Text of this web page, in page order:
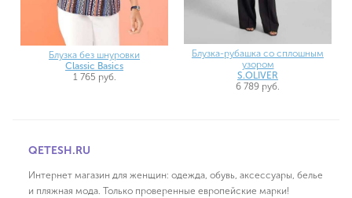
Блузка без шнуровки
Classic Basics
1 765 руб.
Блузка-рубашка со сплошным
узором
S.OLIVER
6 789 руб.
QETESH.RU
Интернет магазин для женщин: одежда, обувь, аксессуары, белье
и пляжная мода. Только проверенные европейские марки!